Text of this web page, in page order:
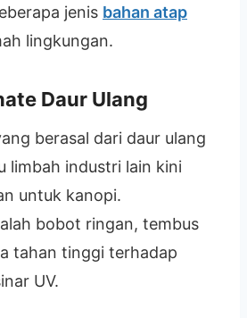
jenis bahan atap
lingkungan.
Daur Ulang
berasal dari daur ulang
limbah industri lain kini
untuk kanopi.
bobot ringan, tembus
tahan tinggi terhadap
UV.